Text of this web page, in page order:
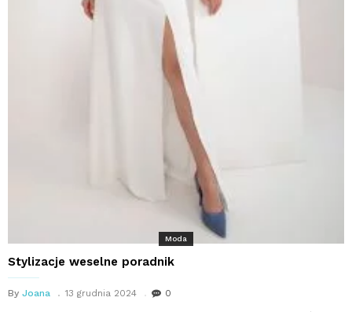
Moda
Stylizacje weselne poradnik
By Joana 13 grudnia 2024 0